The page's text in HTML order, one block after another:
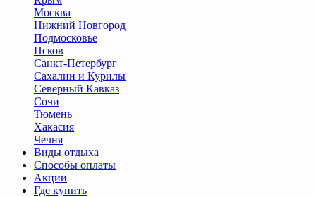
Москва
Нижний Новгород
Подмосковье
Псков
Санкт-Петербург
Сахалин и Курилы
Северный Кавказ
Сочи
Тюмень
Хакасия
Чечня
Виды отдыха
Способы оплаты
Акции
Где купить